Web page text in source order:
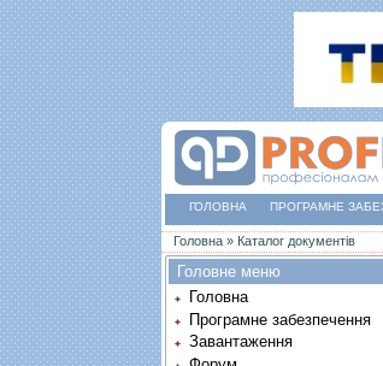
ГОЛОВНА ПРОГРАМНЕ
Ви є тут
Головна » Каталог документів
Головне меню
Головна
Програмне забезпечення
Завантаження